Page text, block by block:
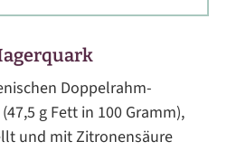
Doppelrahm-
g Fett in 100 Gramm),
und mit Zitronensäure